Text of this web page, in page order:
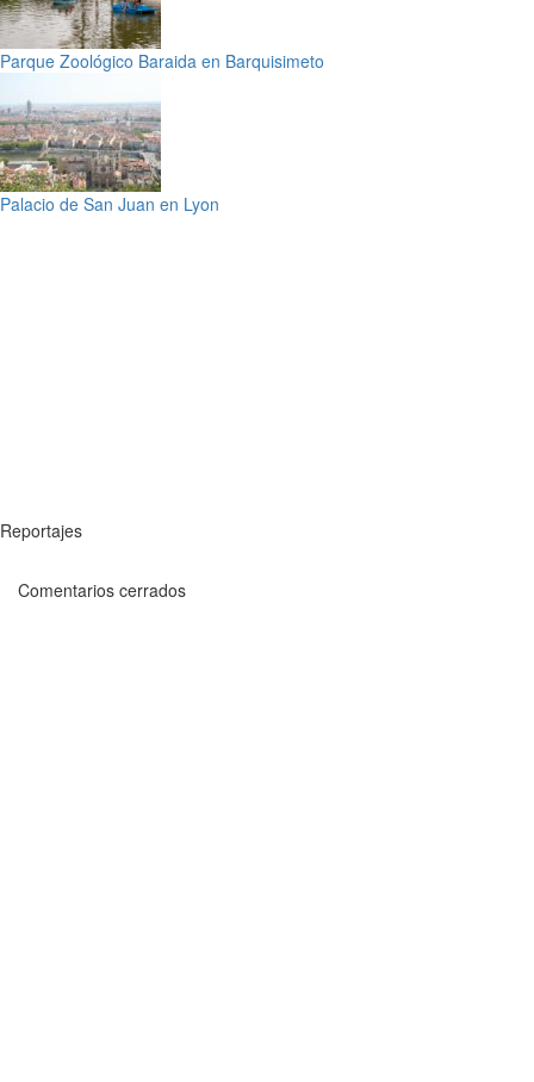
Parque Zoológico Baraida en Barquisimeto
Palacio de San Juan en Lyon
Reportajes
Comentarios cerrados